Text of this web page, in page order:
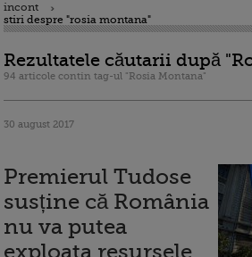
incont
stiri despre "rosia montana"
Rezultatele căutarii după
94 articole contin tag-ul "Rosia Montana"
30 august 2017
Premierul Tudose
susține că România
nu va putea
exploata resursele